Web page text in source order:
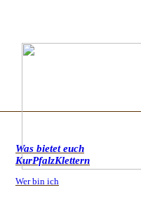
Was bietet euch
KurPfalzKlettern
Wer bin ich